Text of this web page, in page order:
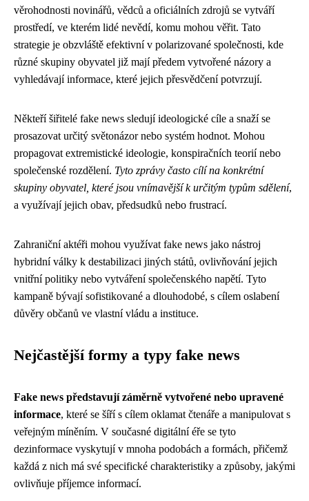
věrohodnosti novinářů, vědců a oficiálních zdrojů se vytváří
prostředí, ve kterém lidé nevědí, komu mohou věřit. Tato
strategie je obzvláště efektivní v polarizované společnosti, kde
různé skupiny obyvatel již mají předem vytvořené názory a
vyhledávají informace, které jejich přesvědčení potvrzují.
Někteří šiřitelé fake news sledují ideologické cíle a snaží se
prosazovat určitý světonázor nebo systém hodnot. Mohou
propagovat extremistické ideologie, konspiračních teorií nebo
společenské rozdělení. Tyto zprávy často cílí na konkrétní
skupiny obyvatel, které jsou vnímavější k určitým typům sdělení,
a využívají jejich obav, předsudků nebo frustrací.
Zahraniční aktéři mohou využívat fake news jako nástroj
hybridní války k destabilizaci jiných států, ovlivňování jejich
vnitřní politiky nebo vytváření společenského napětí. Tyto
kampaně bývají sofistikované a dlouhodobé, s cílem oslabení
důvěry občanů ve vlastní vládu a instituce.
Nejčastější formy a typy fake news
Fake news představují záměrně vytvořené nebo upravené
informace, které se šíří s cílem oklamat čtenáře a manipulovat s
veřejným míněním. V současné digitální éře se tyto
dezinformace vyskytují v mnoha podobách a formách, přičemž
každá z nich má své specifické charakteristiky a způsoby, jakými
ovlivňuje příjemce informací.